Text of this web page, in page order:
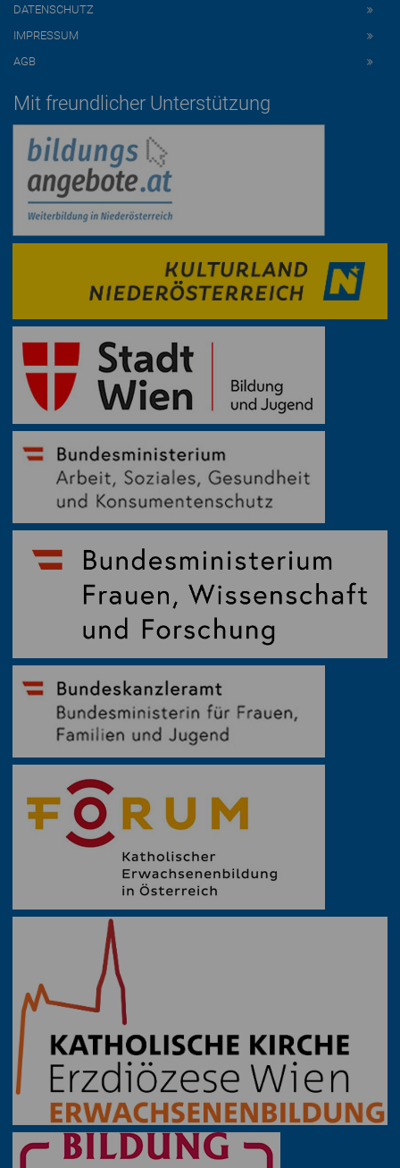
DATENSCHUTZ
IMPRESSUM
AGB
Mit freundlicher Unterstützung